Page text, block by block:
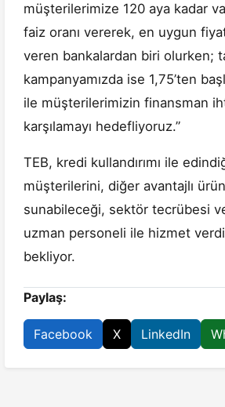
müşterilerimize 120 aya kadar
faiz oranı vererek, en uygun
veren bankalardan biri olurken;
kampanyamızda ise 1,75’ten
ile müşterilerimizin finansman
karşılamayı hedefliyoruz.”
TEB, kredi kullandırımı ile
müşterilerini, diğer avantajlı
sunabileceği, sektör tecrübesi
uzman personeli ile hizmet
bekliyor.
Paylaş:
Facebook X LinkedIn